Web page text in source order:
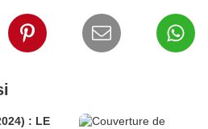
: LE